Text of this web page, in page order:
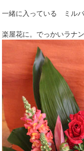
一緒に入っている ミル
楽屋花に。でっかいラナ